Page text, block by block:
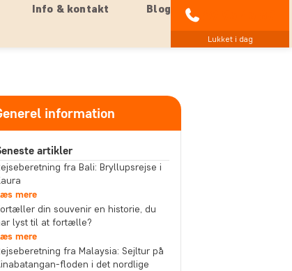
Info & kontakt Blog
Lukket i dag
information
artikler
fra Bali: Bryllupsrejse i
mere
din souvenir en historie, du
lyst til at fortælle?
mere
fra Malaysia: Sejltur på
floden i det nordlige